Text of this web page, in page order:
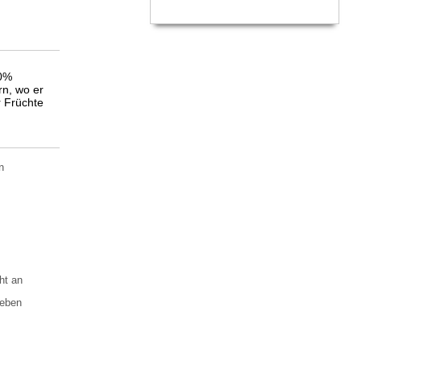
wo er
Früchte
an